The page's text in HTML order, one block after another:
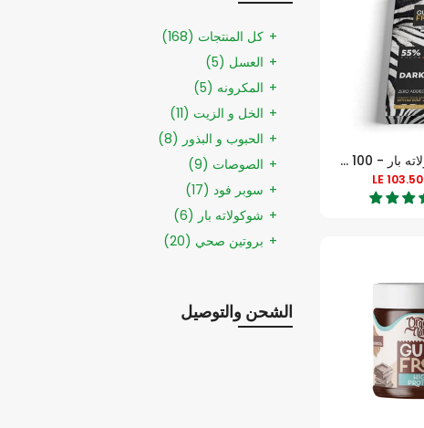
جيلت فري شوكولاته بار - 100 جرام - شوكولاتة داكنة
LE 103.50
كل المنتجات (168)
العسل (5)
المكرونه (5)
الخل و الزيت (11)
الحبوب و البذور (8)
الصوصات (9)
سوبر فود (17)
شوكولاته بار (6)
بروتين صحي (20)
كرياتين(1)
الشحن والتوصيل